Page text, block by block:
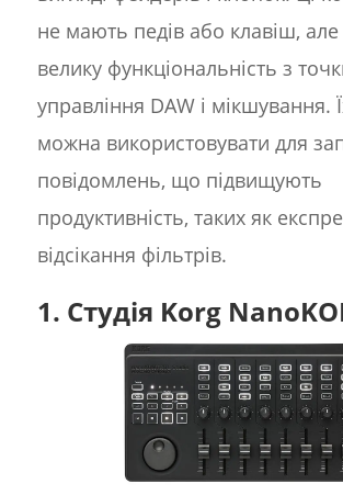
не мають педів або клавіш,
велику функціональність з
управління DAW і мікшування.
можна використовувати для
повідомлень, що підвищують
продуктивність, таких як
відсікання фільтрів.
1. Студія Korg